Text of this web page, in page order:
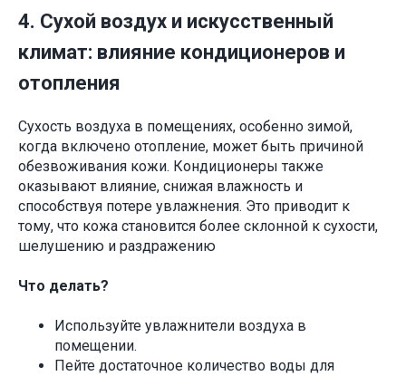
4. Сухой воздух и искусственный
климат: влияние кондиционеров и
отопления
Сухость воздуха в помещениях, особенно зимой,
когда включено отопление, может быть причиной
обезвоживания кожи. Кондиционеры также
оказывают влияние, снижая влажность и
способствуя потере увлажнения. Это приводит к
тому, что кожа становится более склонной к сухости,
шелушению и раздражению
Что делать?
Используйте увлажнители воздуха в
помещении.
Пейте достаточное количество воды для